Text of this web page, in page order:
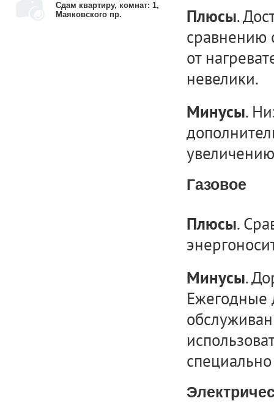
Сдам квартиру, комнат: 1,
Маяковского пр.
Плюсы.
сравнению
от
невелики.
Минусы.
Газовое
Плюсы.
Минусы.
Ежегодные